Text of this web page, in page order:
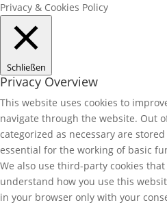
Privacy & Cookies Policy
Schließen
Privacy Overview
This website uses cookies to
navigate through the website. Out
categorized as necessary are
essential for the working of basic
We also use third-party cookies
understand how you use this
in your browser only with your